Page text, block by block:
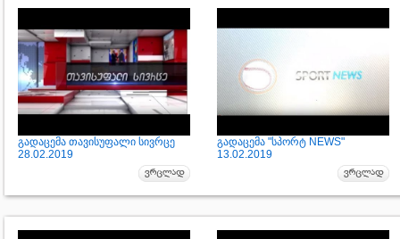
გადაცემა თავისუფალი სივრცე
28.02.2019
გადაცემა "სპორტ NEWS"
13.02.2019